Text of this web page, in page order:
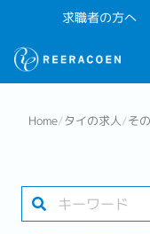
求職者の方へ
業界
Home/タイの求人/そ